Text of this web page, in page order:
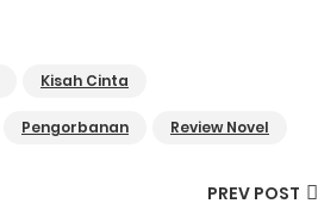
Kisah Cinta
Pengorbanan Review Novel
PREV POST